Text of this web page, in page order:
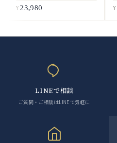
#6084
23,980
LINEで相談
ご質問・ご相談はLINEで気軽に